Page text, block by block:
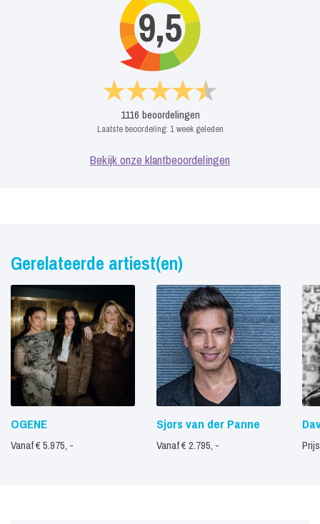
9,5
1116 beoordelingen
Laatste beoordeling: 1 week geleden
Bekijk onze klantbeoordelingen
Gerelateerde artiest(en)
OGENE
Vanaf € 5.975, -
Sjors van der Panne
Vanaf € 2.795, -